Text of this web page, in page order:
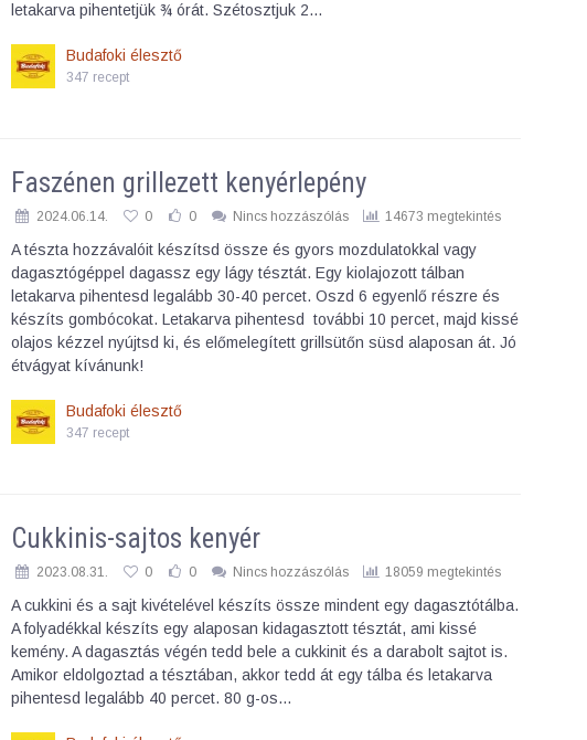
letakarva pihentetjük ¾ órát. Szétosztjuk 2…
Budafoki élesztő
347 recept
Faszénen grillezett kenyérlepény
2024.06.14. 0 0 Nincs hozzászólás 14673 megtekintés
A tészta hozzávalóit készítsd össze és gyors mozdulatokkal vagy
dagasztógéppel dagassz egy lágy tésztát. Egy kiolajozott tálban
letakarva pihentesd legalább 30-40 percet. Oszd 6 egyenlő részre és
készíts gombócokat. Letakarva pihentesd további 10 percet, majd kissé
olajos kézzel nyújtsd ki, és előmelegített grillsütőn süsd alaposan át. Jó
étvágyat kívánunk!
Budafoki élesztő
347 recept
Cukkinis-sajtos kenyér
2023.08.31. 0 0 Nincs hozzászólás 18059 megtekintés
A cukkini és a sajt kivételével készíts össze mindent egy dagasztótálba.
A folyadékkal készíts egy alaposan kidagasztott tésztát, ami kissé
kemény. A dagasztás végén tedd bele a cukkinit és a darabolt sajtot is.
Amikor eldolgoztad a tésztában, akkor tedd át egy tálba és letakarva
pihentesd legalább 40 percet. 80 g-os…